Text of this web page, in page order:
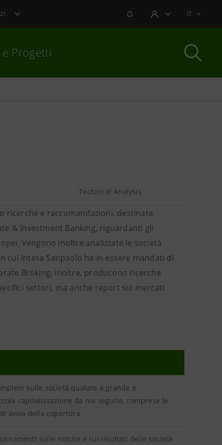
NOTIFICHEAREA UTENTEIT
e Progetti
Technical Analysis
ricerche e raccomandazioni, destinate
& Investment Banking, riguardanti gli
Vengono inoltre analizzate le società
cui Intesa Sanpaolo ha in essere mandati di
Broking, inoltre, producono ricerche
settori, ma anche report sui mercati
sulle società quotate a grande e
capitalizzazione da noi seguite, comprese le
avvio della copertura
sulle notizie e sui risultati delle società